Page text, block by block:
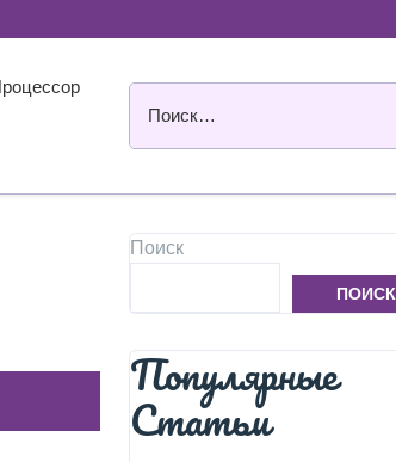
Поиск
ПОИСК
Популярные
Статьи